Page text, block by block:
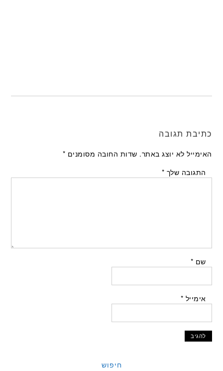
כתיבת תגובה
האימייל לא יוצג באתר. שדות החובה מסומנים *
התגובה שלך *
שם *
אימייל *
חיפוש